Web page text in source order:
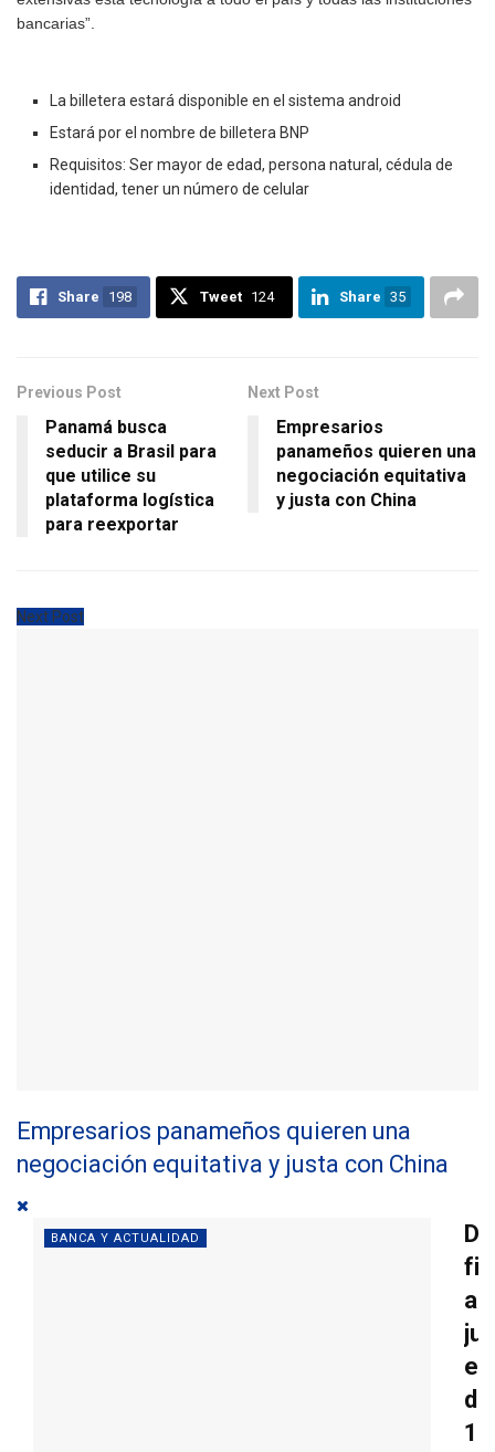
bancarias”.
La billetera estará disponible en el sistema android
Estará por el nombre de billetera BNP
Requisitos: Ser mayor de edad, persona natural, cédula de
identidad, tener un número de celular
Share 198 Tweet 124 Share 35
Previous Post
Panamá busca
seducir a Brasil para
que utilice su
plataforma logística
para reexportar
Next Post
Empresarios
panameños quieren una
negociación equitativa
y justa con China
Next Post
Empresarios panameños quieren una
negociación equitativa y justa con China
BANCA Y ACTUALIDAD
a
es
de